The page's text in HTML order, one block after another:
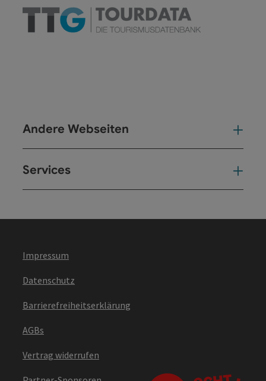
Andere Webseiten
Services
Impressum
Datenschutz
Barrierefreiheitserklärung
AGBs
Vertrag widerrufen